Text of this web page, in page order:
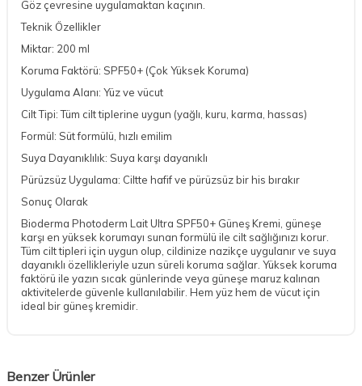
Göz çevresine uygulamaktan kaçının.
Teknik Özellikler
Miktar: 200 ml
Koruma Faktörü: SPF50+ (Çok Yüksek Koruma)
Uygulama Alanı: Yüz ve vücut
Cilt Tipi: Tüm cilt tiplerine uygun (yağlı, kuru, karma, hassas)
Formül: Süt formülü, hızlı emilim
Suya Dayanıklılık: Suya karşı dayanıklı
Pürüzsüz Uygulama: Ciltte hafif ve pürüzsüz bir his bırakır
Sonuç Olarak
Bioderma Photoderm Lait Ultra SPF50+ Güneş Kremi, güneşe
karşı en yüksek korumayı sunan formülü ile cilt sağlığınızı korur.
Tüm cilt tipleri için uygun olup, cildinize nazikçe uygulanır ve suya
dayanıklı özellikleriyle uzun süreli koruma sağlar. Yüksek koruma
faktörü ile yazın sıcak günlerinde veya güneşe maruz kalınan
aktivitelerde güvenle kullanılabilir. Hem yüz hem de vücut için
ideal bir güneş kremidir.
Benzer Ürünler